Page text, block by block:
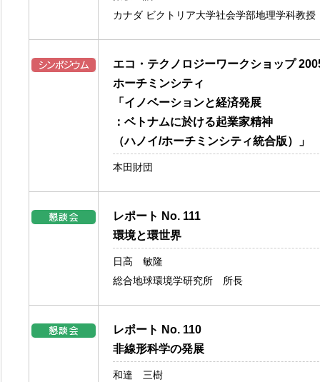
カナダ ビクトリア大学社会学部地理学科教授
エコ・テクノロジーワークショップ
ホーチミンシティ
「イノベーションと経済発展
：ベトナムに於ける起業家精神
（ハノイ/ホーチミンシティ統合版）」
本田財団
レポート No. 111
環境と環世界
日高 敏隆
総合地球環境学研究所 所長
レポート No. 110
非線形科学の発展
和達 三樹